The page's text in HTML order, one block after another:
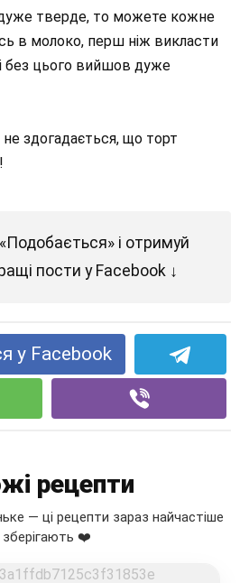
тверде, то можете кожне
в молоко, перш ніж викласти
без цього вийшов дуже
не здогадається, що торт
і отримуй
пости у Facebook ↓
у Facebook
рецепти
— ці рецепти зараз найчастіше
зберігають ❤️